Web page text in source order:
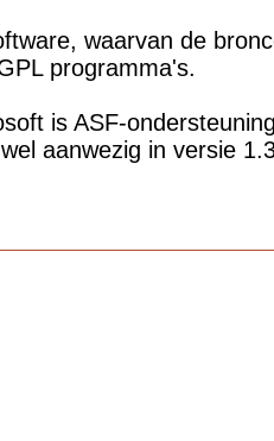
waarvan de
programma's.
is ASF-
aanwezig in versie